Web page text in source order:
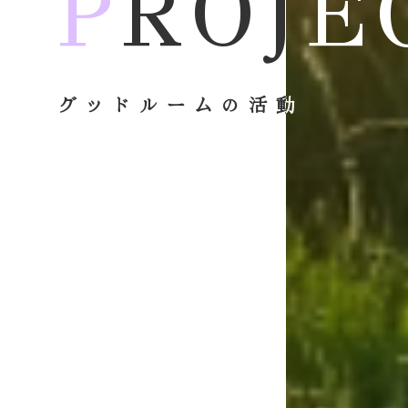
グッドルームの活動
グッドルームの活動